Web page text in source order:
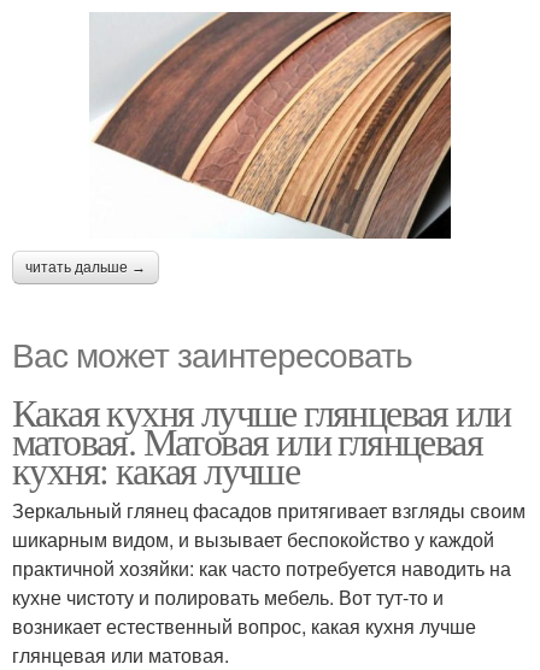
читать дальше →
Вас может заинтересовать
Какая кухня лучше глянцевая или
матовая. Матовая или глянцевая
кухня: какая лучше
Зеркальный глянец фасадов притягивает взгляды своим
шикарным видом, и вызывает беспокойство у каждой
практичной хозяйки: как часто потребуется наводить на
кухне чистоту и полировать мебель. Вот тут-то и
возникает естественный вопрос, какая кухня лучше
глянцевая или матовая.